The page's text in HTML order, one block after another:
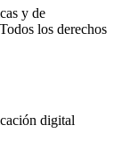
y de
los derechos
digital